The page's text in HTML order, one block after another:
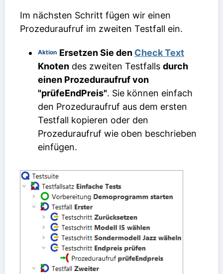
Im nächsten Schritt fügen wir einen
Prozeduraufruf im zweiten Testfall ein.
Aktion Ersetzen Sie den Check Text
Knoten des zweiten Testfalls durch
einen Prozeduraufruf von
"prüfeEndPreis". Sie können einfach
den Prozeduraufruf aus dem ersten
Testfall kopieren oder den
Prozeduraufruf wie oben beschrieben
einfügen.